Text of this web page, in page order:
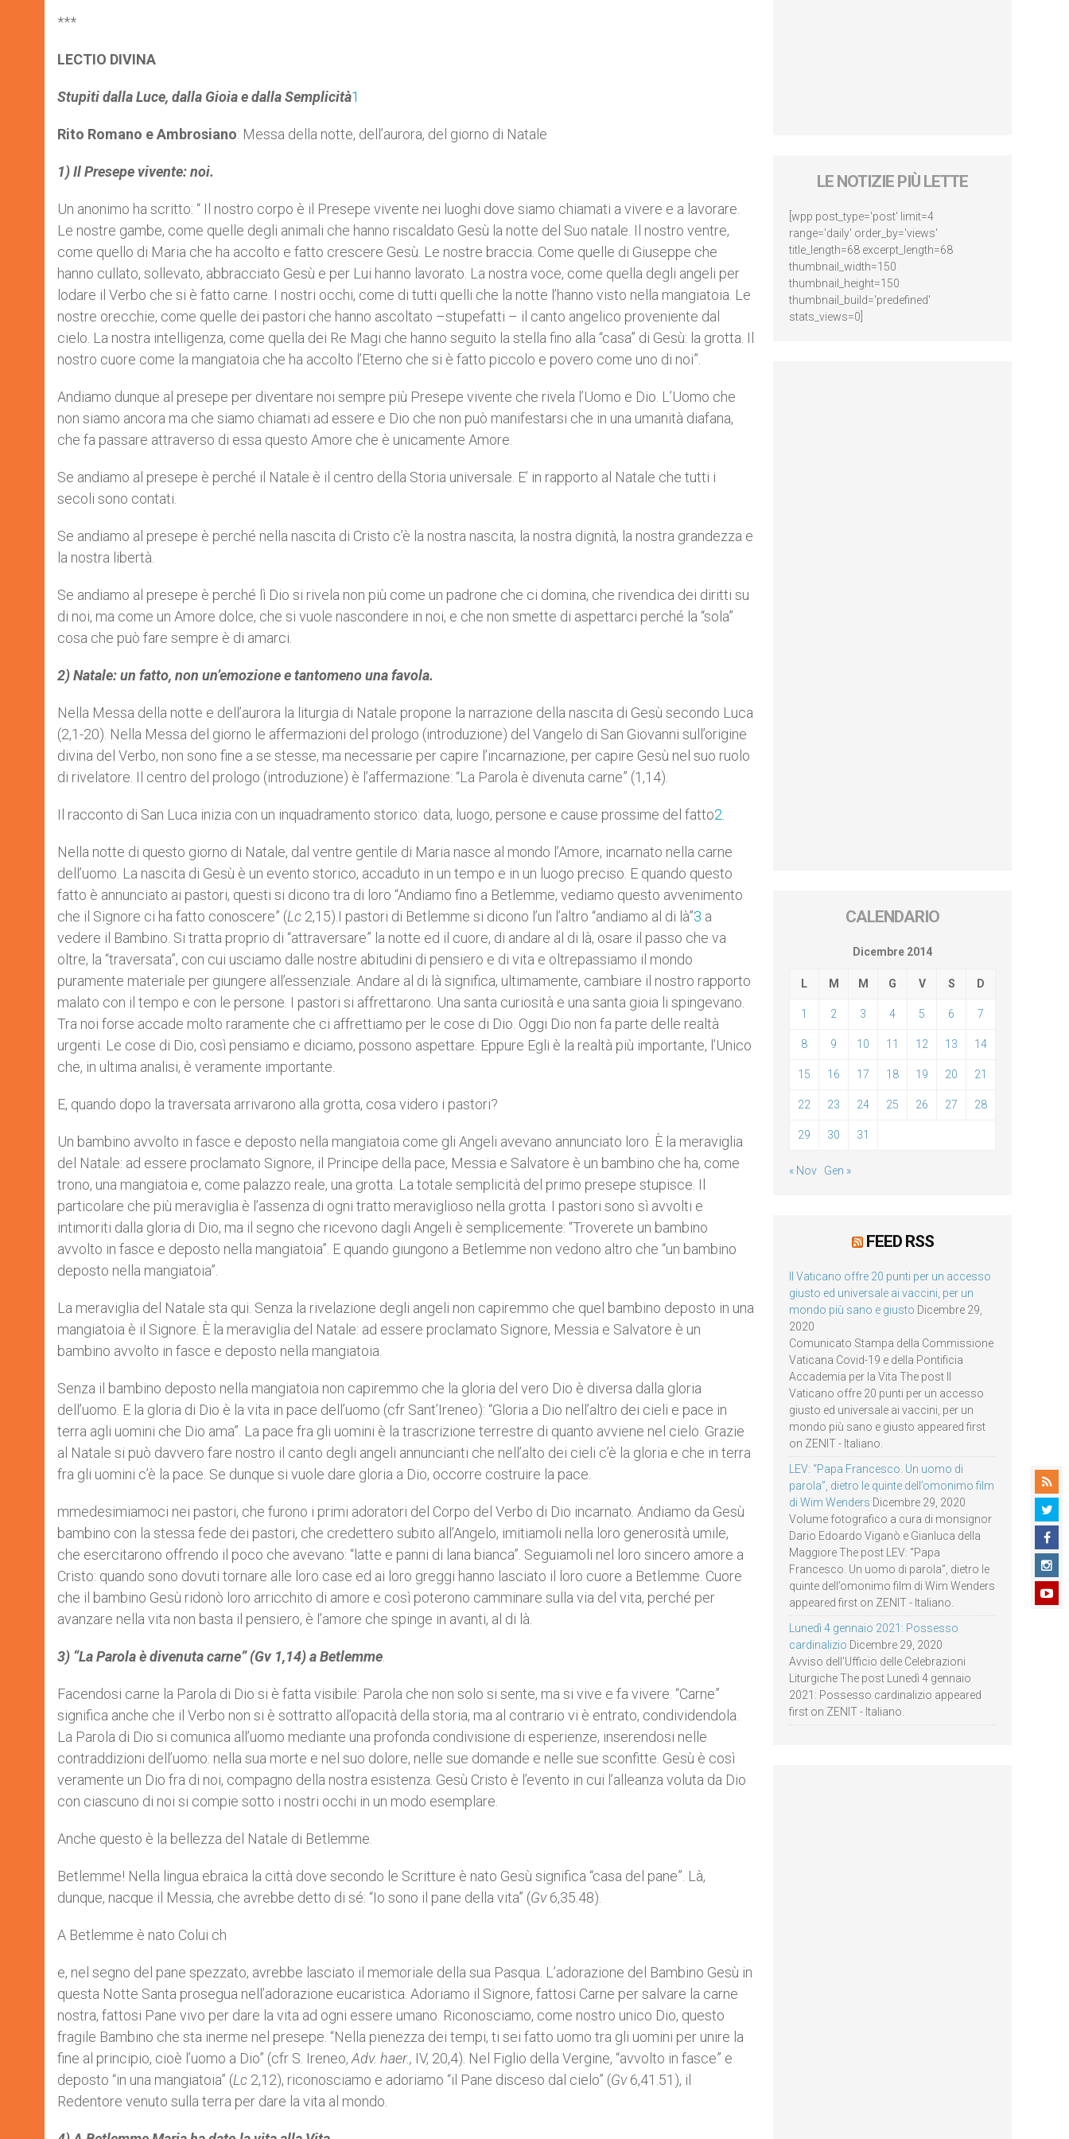
***
LECTIO DIVINA
Stupiti dalla Luce, dalla Gioia e dalla Semplicità1
Rito Romano e Ambrosiano: Messa della notte, dell’aurora, del giorno di Natale
1) Il Presepe vivente: noi.
Un anonimo ha scritto: “ Il nostro corpo è il Presepe vivente nei luoghi dove siamo chiamati a vivere e a lavorare.
Le nostre gambe, come quelle degli animali che hanno riscaldato Gesù la notte del Suo natale. Il nostro ventre,
come quello di Maria che ha accolto e fatto crescere Gesù. Le nostre braccia. Come quelle di Giuseppe che
hanno cullato, sollevato, abbracciato Gesù e per Lui hanno lavorato. La nostra voce, come quella degli angeli per
lodare il Verbo che si è fatto carne. I nostri occhi, come di tutti quelli che la notte l’hanno visto nella mangiatoia. Le
nostre orecchie, come quelle dei pastori che hanno ascoltato –stupefatti – il canto angelico proveniente dal
cielo. La nostra intelligenza, come quella dei Re Magi che hanno seguito la stella fino alla “casa” di Gesù: la grotta. Il
nostro cuore come la mangiatoia che ha accolto l’Eterno che si è fatto piccolo e povero come uno di noi”.
Andiamo dunque al presepe per diventare noi sempre più Presepe vivente che rivela l’Uomo e Dio. L’Uomo che
non siamo ancora ma che siamo chiamati ad essere e Dio che non può manifestarsi che in una umanità diafana,
che fa passare attraverso di essa questo Amore che è unicamente Amore.
Se andiamo al presepe è perché il Natale è il centro della Storia universale. E’ in rapporto al Natale che tutti i
secoli sono contati.
Se andiamo al presepe è perché nella nascita di Cristo c’è la nostra nascita, la nostra dignità, la nostra grandezza e
la nostra libertà.
Se andiamo al presepe è perché lì Dio si rivela non più come un padrone che ci domina, che rivendica dei diritti su
di noi, ma come un Amore dolce, che si vuole nascondere in noi, e che non smette di aspettarci perché la “sola”
cosa che può fare sempre è di amarci.
2) Natale: un fatto, non un’emozione e tantomeno una favola.
Nella Messa della notte e dell’aurora la liturgia di Natale propone la narrazione della nascita di Gesù secondo Luca
(2,1-20). Nella Messa del giorno le affermazioni del prologo (introduzione) del Vangelo di San Giovanni sull’origine
divina del Verbo, non sono fine a se stesse, ma necessarie per capire l’incarnazione, per capire Gesù nel suo ruolo
di rivelatore. Il centro del prologo (introduzione) è l’affermazione: “La Parola è divenuta carne” (1,14).
Il racconto di San Luca inizia con un inquadramento storico: data, luogo, persone e cause prossime del fatto2
Nella notte di questo giorno di Natale, dal ventre gentile di Maria nasce al mondo l’Amore, incarnato nella carne
dell’uomo. La nascita di Gesù è un evento storico, accaduto in un tempo e in un luogo preciso. E quando questo
fatto è annunciato ai pastori, questi si dicono tra di loro “Andiamo fino a Betlemme, vediamo questo avvenimento
che il Signore ci ha fatto conoscere” (Lc 2,15).I pastori di Betlemme si dicono l’un l’altro “andiamo al di là”3 a
vedere il Bambino. Si tratta proprio di “attraversare” la notte ed il cuore, di andare al di là, osare il passo che va
oltre, la “traversata”, con cui usciamo dalle nostre abitudini di pensiero e di vita e oltrepassiamo il mondo
puramente materiale per giungere all’essenziale. Andare al di là significa, ultimamente, cambiare il nostro rapporto
malato con il tempo e con le persone. I pastori si affrettarono. Una santa curiosità e una santa gioia li spingevano.
Tra noi forse accade molto raramente che ci affrettiamo per le cose di Dio. Oggi Dio non fa parte delle realtà
urgenti. Le cose di Dio, così pensiamo e diciamo, possono aspettare. Eppure Egli è la realtà più importante, l’Unico
che, in ultima analisi, è veramente importante.
E, quando dopo la traversata arrivarono alla grotta, cosa videro i pastori?
Un bambino avvolto in fasce e deposto nella mangiatoia come gli Angeli avevano annunciato loro. È la meraviglia
del Natale: ad essere proclamato Signore, il Principe della pace, Messia e Salvatore è un bambino che ha, come
trono, una mangiatoia e, come palazzo reale, una grotta. La totale semplicità del primo presepe stupisce. Il
particolare che più meraviglia è l’assenza di ogni tratto meraviglioso nella grotta. I pastori sono sì avvolti e
intimoriti dalla gloria di Dio, ma il segno che ricevono dagli Angeli è semplicemente: “Troverete un bambino
avvolto in fasce e deposto nella mangiatoia”. E quando giungono a Betlemme non vedono altro che “un bambino
deposto nella mangiatoia”.
La meraviglia del Natale sta qui. Senza la rivelazione degli angeli non capiremmo che quel bambino deposto in una
mangiatoia è il Signore. È la meraviglia del Natale: ad essere proclamato Signore, Messia e Salvatore è un
bambino avvolto in fasce e deposto nella mangiatoia.
Senza il bambino deposto nella mangiatoia non capiremmo che la gloria del vero Dio è diversa dalla gloria
dell’uomo. E la gloria di Dio è la vita in pace dell’uomo (cfr Sant’Ireneo): “Gloria a Dio nell’altro dei cieli e pace in
terra agli uomini che Dio ama”. La pace fra gli uomini è la trascrizione terrestre di quanto avviene nel cielo. Grazie
al Natale si può davvero fare nostro il canto degli angeli annuncianti che nell’alto dei cieli c’è la gloria e che in terra
fra gli uomini c’è la pace. Se dunque si vuole dare gloria a Dio, occorre costruire la pace.
mmedesimiamoci nei pastori, che furono i primi adoratori del Corpo del Verbo di Dio incarnato. Andiamo da Gesù
bambino con la stessa fede dei pastori, che credettero subito all’Angelo, imitiamoli nella loro generosità umile,
che esercitarono offrendo il poco che avevano: “latte e panni di lana bianca”. Seguiamoli nel loro sincero amore a
Cristo: quando sono dovuti tornare alle loro case ed ai loro greggi hanno lasciato il loro cuore a Betlemme. Cuore
che il bambino Gesù ridonò loro arricchito di amore e così poterono camminare sulla via del vita, perché per
avanzare nella vita non basta il pensiero, è l’amore che spinge in avanti, al di là.
3) “La Parola è divenuta carne”(Gv 1,14)a Betlemme
Facendosi carne la Parola di Dio si è fatta visibile: Parola che non solo si sente, ma si vive e fa vivere. “Carne”
significa anche che il Verbo non si è sottratto all’opacità della storia, ma al contrario vi è entrato, condividendola.
La Parola di Dio si comunica all’uomo mediante una profonda condivisione di esperienze, inserendosi nelle
contraddizioni dell’uomo: nella sua morte e nel suo dolore, nelle sue domande e nelle sue sconfitte. Gesù è così
veramente un Dio fra di noi, compagno della nostra esistenza. Gesù Cristo è l’evento in cui l’alleanza voluta da Dio
con ciascuno di noi si compie sotto i nostri occhi in un modo esemplare.
Anche questo è la bellezza del Natale di Betlemme.
Betlemme! Nella lingua ebraica la città dove secondo le Scritture è nato Gesù significa “casa del pane”. Là,
dunque, nacque il Messia, che avrebbe detto di sé: “Io sono il pane della vita” (Gv6,35.48).
A Betlemme è nato Colui ch
e, nel segno del pane spezzato, avrebbe lasciato il memoriale della sua Pasqua. L’adorazione del Bambino Gesù in
questa Notte Santa prosegua nell’adorazione eucaristica. Adoriamo il Signore, fattosi Carne per salvare la carne
nostra, fattosi Pane vivo per dare la vita ad ogni essere umano. Riconosciamo, come nostro unico Dio, questo
fragile Bambino che sta inerme nel presepe. “Nella pienezza dei tempi, ti sei fatto uomo tra gli uomini per unire la
fine al principio, cioè l’uomo a Dio” (cfr S. Ireneo, Adv. haer., IV, 20,4). Nel Figlio della Vergine, “avvolto in fasce” e
deposto “in una mangiatoia” (Lc 2,12), riconosciamo e adoriamo “il Pane disceso dal cielo” (Gv6,41.51), il
Redentore venuto sulla terra per dare la vita al mondo.
LE NOTIZIE PIÙ LETTE
[wpp post_type='post' limit=4
range='daily' order_by='views'
title_length=68 excerpt_length=68
thumbnail_width=150
thumbnail_height=150
thumbnail_build='predefined'
stats_views=0]
CALENDARIO
Dicembre 2014
L M M G V S D
1 2 3 4 5 6 7
8 9 10 11 12 13 14
15 16 17 18 19 20 21
22 23 24 25 26 27 28
29 30 31
« Nov Gen »
FEED RSS
Il Vaticano offre 20 punti per un accesso
giusto ed universale ai vaccini, per un
mondo più sano e giusto Dicembre 29,
2020
Comunicato Stampa della Commissione
Vaticana Covid-19 e della Pontificia
Accademia per la Vita The post Il
Vaticano offre 20 punti per un accesso
giusto ed universale ai vaccini, per un
mondo più sano e giusto appeared first
on ZENIT - Italiano.
LEV: “Papa Francesco. Un uomo di
parola”, dietro le quinte dell’omonimo film
di Wim Wenders Dicembre 29, 2020
Volume fotografico a cura di monsignor
Dario Edoardo Viganò e Gianluca della
Maggiore The post LEV: “Papa
Francesco. Un uomo di parola”, dietro le
quinte dell’omonimo film di Wim Wenders
appeared first on ZENIT - Italiano.
Lunedì 4 gennaio 2021: Possesso
cardinalizio Dicembre 29, 2020
Avviso dell’Ufficio delle Celebrazioni
Liturgiche The post Lunedì 4 gennaio
2021: Possesso cardinalizio appeared
first on ZENIT - Italiano.